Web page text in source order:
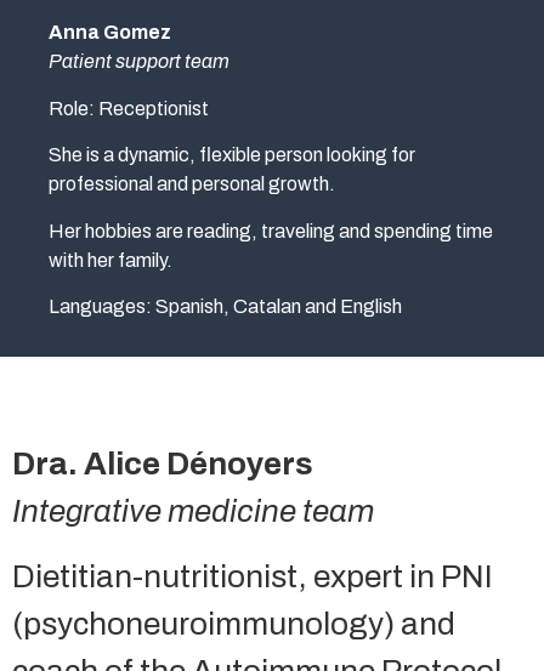
Anna Gomez
Patient support team
Role: Receptionist
She is a dynamic, flexible person looking for
professional and personal growth.
Her hobbies are reading, traveling and spending time
with her family.
Languages: Spanish, Catalan and English
Dra. Alice Dénoyers
Integrative medicine team
Dietitian-nutritionist, expert in PNI
(psychoneuroimmunology) and